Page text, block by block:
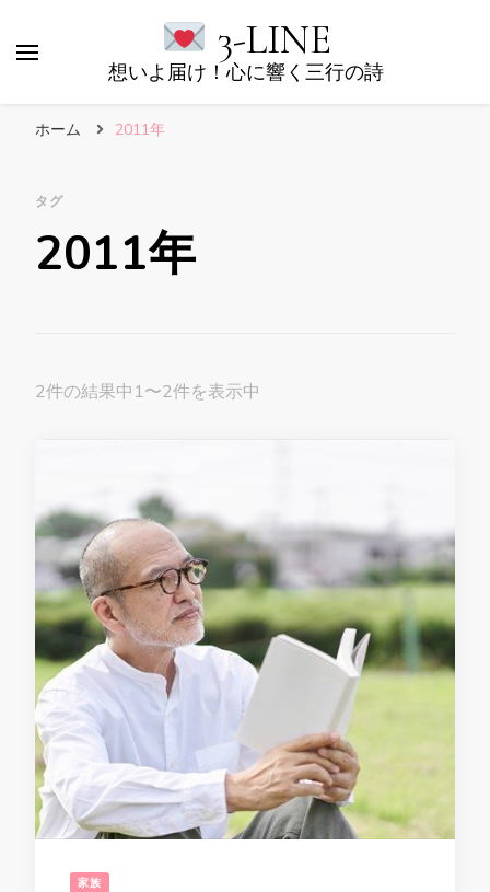
3-LINE
想いよ届け！心に響く三行の詩
ホーム 2011年
タグ
2011年
2件の結果中1〜2件を表示中
家族